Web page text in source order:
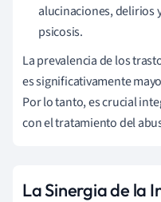
alucinaciones, delirios
psicosis.
La prevalencia de los
es significativamente
Por lo tanto, es crucial
con el tratamiento del
La Sinergia de la